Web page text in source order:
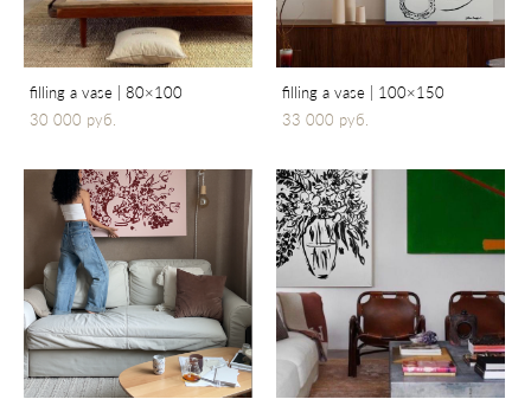
filling a vase | 80×100
30 000 pуб.
filling a vase | 100×150
33 000 pуб.